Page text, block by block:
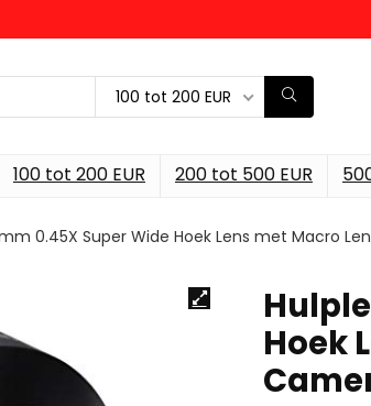
100 tot 200 EUR
100 tot 200 EUR 200 tot 500 EUR
0.45X Super Wide Hoek Lens met Macro
Hoek